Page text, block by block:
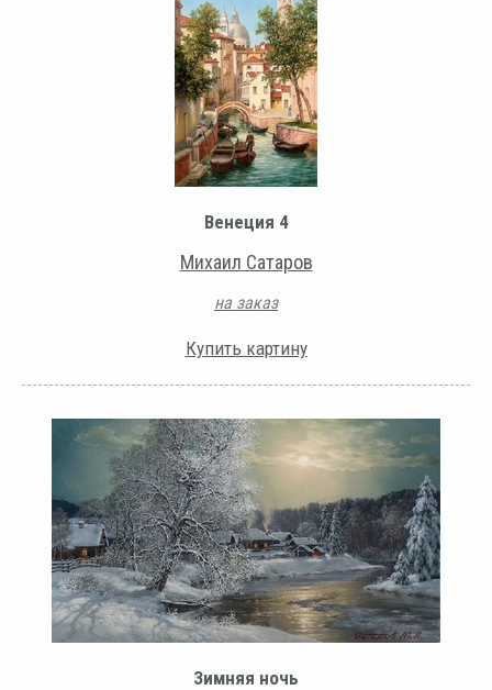
Венеция 4
Михаил Сатаров
на заказ
Купить картину
Зимняя ночь